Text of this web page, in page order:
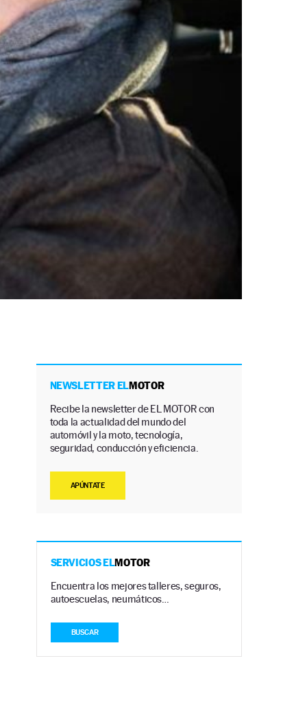
NEWSLETTER ELMOTOR
Recibe la newsletter de EL MOTOR con
toda la actualidad del mundo del
automóvil y la moto, tecnología,
seguridad, conducción y eficiencia.
APÚNTATE
SERVICIOS ELMOTOR
Encuentra los mejores talleres, seguros,
autoescuelas, neumáticos…
BUSCAR